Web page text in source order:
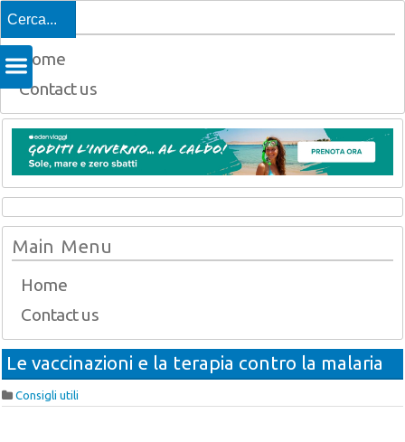
Top
Home
Contact us
Main Menu
Home
Contact us
Le vaccinazioni e la terapia contro la malaria
Consigli utili